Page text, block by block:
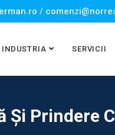
/
INDUSTRIA SERVICII
Şi Prindere